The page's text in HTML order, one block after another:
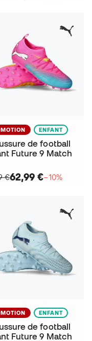
ENFANT
de football
Future 9 Match
€62,99 €−10%
ENFANT
de football
Future 9 Match